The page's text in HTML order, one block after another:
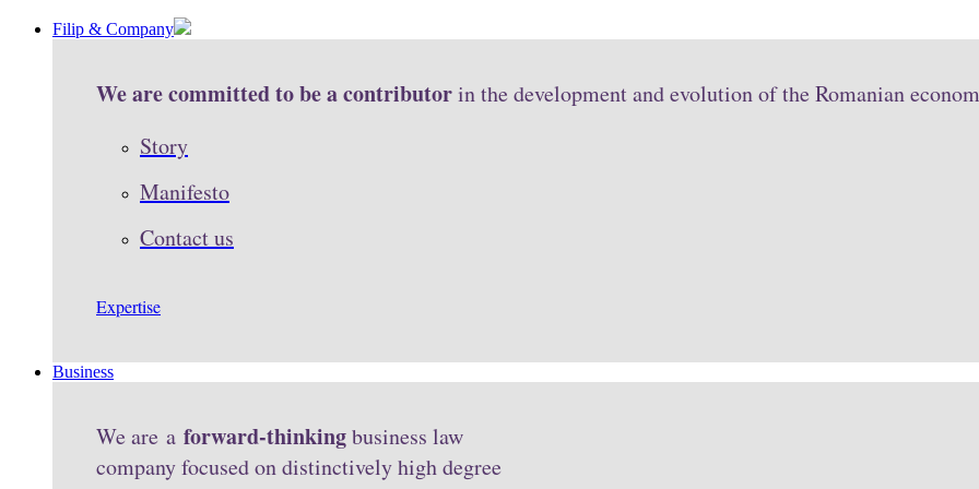
Filip & Company
We are committed to be a contributorin the development and evolution of the Romanian
Story
Manifesto
Contact us
Expertise
Business
We are a forward-thinkingbusiness law
company focused on distinctively high degree